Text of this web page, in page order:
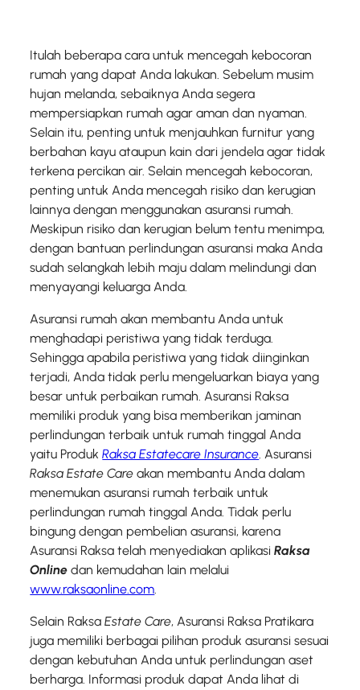
Itulah beberapa cara untuk mencegah kebocoran
rumah yang dapat Anda lakukan. Sebelum musim
hujan melanda, sebaiknya Anda segera
mempersiapkan rumah agar aman dan nyaman.
Selain itu, penting untuk menjauhkan furnitur yang
berbahan kayu ataupun kain dari jendela agar tidak
terkena percikan air. Selain mencegah kebocoran,
penting untuk Anda mencegah risiko dan kerugian
lainnya dengan menggunakan asuransi rumah.
Meskipun risiko dan kerugian belum tentu menimpa,
dengan bantuan perlindungan asuransi maka Anda
sudah selangkah lebih maju dalam melindungi dan
menyayangi keluarga Anda.
Asuransi rumah akan membantu Anda untuk
menghadapi peristiwa yang tidak terduga.
Sehingga apabila peristiwa yang tidak diinginkan
terjadi, Anda tidak perlu mengeluarkan biaya yang
besar untuk perbaikan rumah. Asuransi Raksa
memiliki produk yang bisa memberikan jaminan
perlindungan terbaik untuk rumah tinggal Anda
yaitu ProdukRaksa Estatecare Insurance. Asuransi
Raksa Estate Care akan membantu Anda dalam
menemukan asuransi rumah terbaik untuk
perlindungan rumah tinggal Anda. Tidak perlu
bingung dengan pembelian asuransi, karena
Asuransi Raksa telah menyediakan aplikasiRaksa
Online dan kemudahan lain melalui
www.raksaonline.com.
Selain RaksaEstate Care, Asuransi Raksa Pratikara
juga memiliki berbagai pilihan produk asuransi sesuai
dengan kebutuhan Anda untuk perlindungan aset
berharga. Informasi produk dapat Anda lihat di